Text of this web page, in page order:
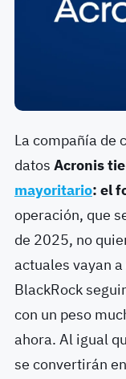
La compañía de
datos Acronis
mayoritario: el
operación, que
de 2025, no
actuales vayan
BlackRock
con un peso
ahora. Al igual
se convertirán